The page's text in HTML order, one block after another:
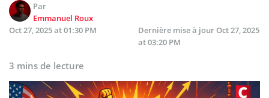
Par
Emmanuel Roux
Oct 27, 2025 at 01:30 PM
Dernière mise à jourOct 27, 2025
at 03:20 PM
3 mins de lecture